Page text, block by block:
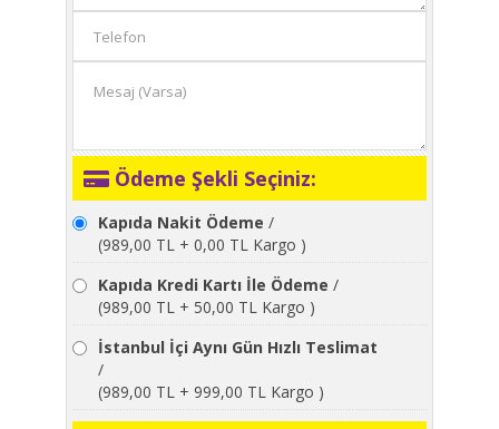
Ödeme Şekli Seçiniz:
Kapıda Nakit Ödeme /
(989,00 TL + 0,00 TL Kargo )
Kapıda Kredi Kartı İle Ödeme /
(989,00 TL + 50,00 TL Kargo )
İstanbul İçi Aynı Gün Hızlı Teslimat
/
(989,00 TL + 999,00 TL Kargo )